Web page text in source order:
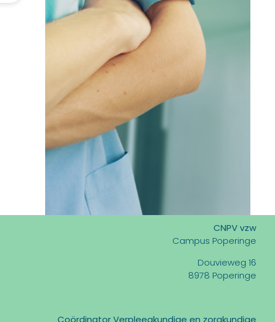
CNPV vzw
Campus Poperinge
Douvieweg 16
8978 Poperinge